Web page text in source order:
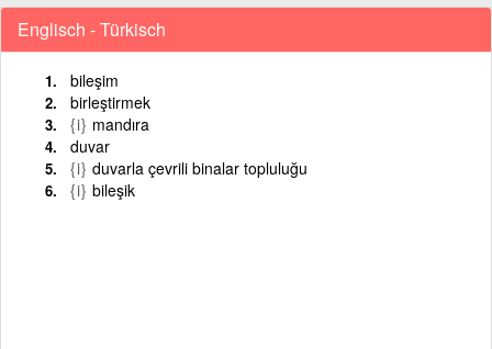
Englisch - Türkisch
bileşim
birleştirmek
{i} mandıra
duvar
{i} duvarla çevrili binalar topluluğu
{i} bileşik